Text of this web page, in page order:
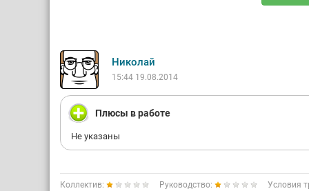
Николай
15:44 19.08.2014
Плюсы в работе
Не указаны
Коллектив: Руководство: Условия